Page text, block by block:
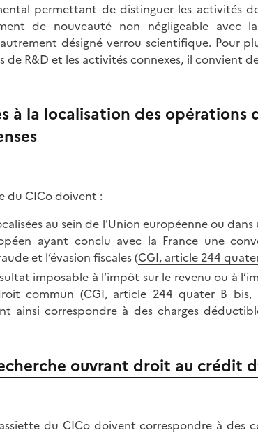
permettant de distinguer les activités
de nouveauté non négligeable avec
désigné verrou scientifique. Pour
R&D et les activités connexes, il convient
à la localisation des opérations
du CICo doivent :
au sein de l’Union européenne ou
ayant conclu avec la France une
et l’évasion fiscales (CGI, article 244
imposable à l’impôt sur le revenu ou à
commun (CGI, article 244 quater B bis,
ainsi correspondre à des charges
ouvrant droit au crédit
du CICo doivent correspondre à des